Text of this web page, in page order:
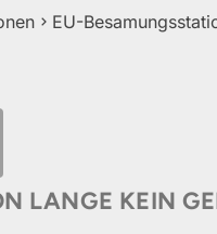
EU-
LANGE KEIN